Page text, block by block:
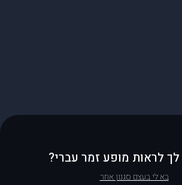
לראות מופע זמר עברי?
בא לי בעצם סגנון אחר